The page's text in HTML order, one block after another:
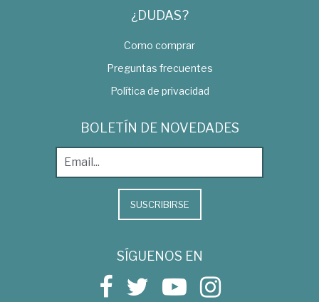
¿DUDAS?
Como comprar
Preguntas frecuentes
Política de privacidad
BOLETÍN DE NOVEDADES
SUSCRIBIRSE
SÍGUENOS EN